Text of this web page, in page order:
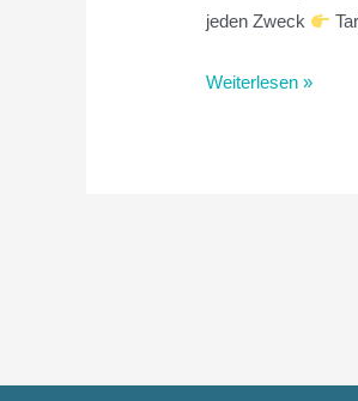
jeden Zweck
Weiterlesen »